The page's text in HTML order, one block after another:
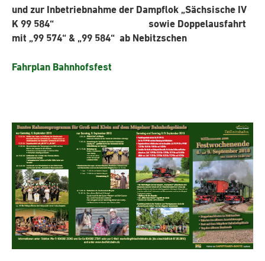
und zur Inbetriebnahme der Dampflok „Sächsische IV
K 99 584“ sowie Doppelausfahrt
mit „99 574“ & „99 584“ ab Nebitzschen
Fahrplan Bahnhofsfest